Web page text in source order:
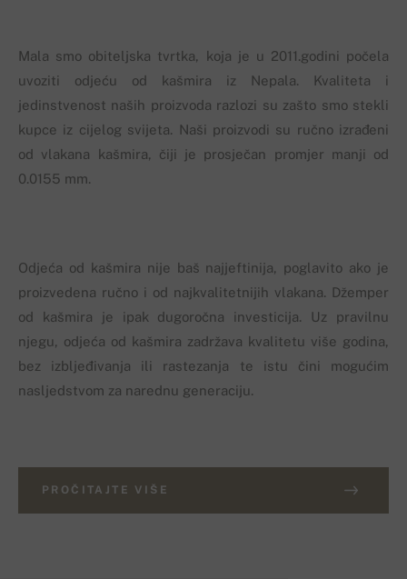
Mala smo obiteljska tvrtka, koja je u 2011.godini počela
uvoziti odjeću od kašmira iz Nepala. Kvaliteta i
jedinstvenost naših proizvoda razlozi su zašto smo stekli
kupce iz cijelog svijeta. Naši proizvodi su ručno izrađeni
od vlakana kašmira, čiji je prosječan promjer manji od
0.0155 mm.
Odjeća od kašmira nije baš najjeftinija, poglavito ako je
proizvedena ručno i od najkvalitetnijih vlakana. Džemper
od kašmira je ipak dugoročna investicija. Uz pravilnu
njegu, odjeća od kašmira zadržava kvalitetu više godina,
bez izbljeđivanja ili rastezanja te istu čini mogućim
nasljedstvom za narednu generaciju.
PROČITAJTE VIŠE